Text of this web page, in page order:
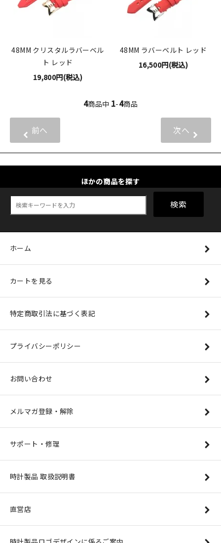
48MM クリスタルラバーベル
ト レッド
19,800円(税込)
48MM ラバーベルト レッド
16,500円(税込)
4商品中 1-4商品
前へ 次へ
ほかの商品を探す
検索
ホーム
カートを見る
特定商取引法に基づく表記
プライバシーポリシー
お問い合わせ
メルマガ登録・解除
サポート・修理
時計製品 取扱説明書
直営店